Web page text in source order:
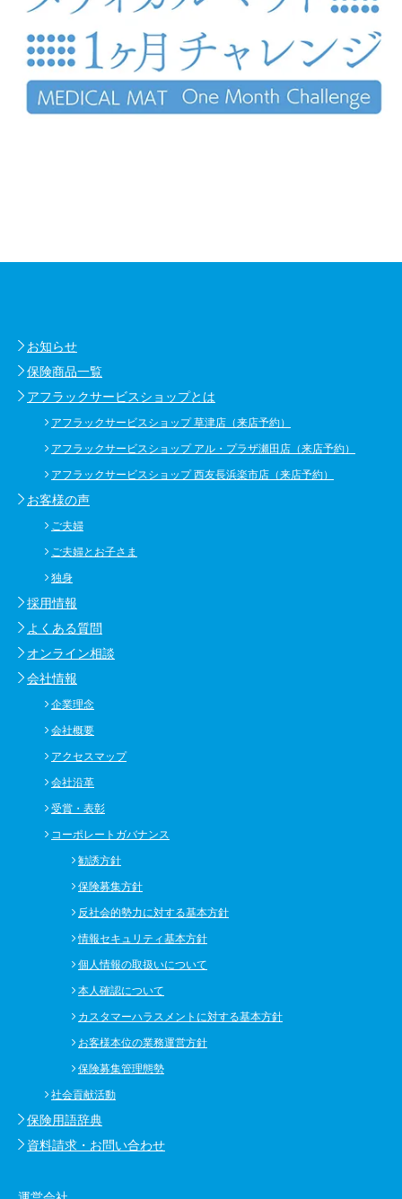
お知らせ
保険商品一覧
アフラックサービスショップとは
アフラックサービスショップ 草津店（来店予約）
アフラックサービスショップ アル・プラザ瀬田店（来店予約）
アフラックサービスショップ 西友長浜楽市店（来店予約）
お客様の声
ご夫婦
ご夫婦とお子さま
独身
採用情報
よくある質問
オンライン相談
会社情報
企業理念
会社概要
アクセスマップ
会社沿革
受賞・表彰
コーポレートガバナンス
勧誘方針
保険募集方針
反社会的勢力に対する基本方針
情報セキュリティ基本方針
個人情報の取扱いについて
本人確認について
カスタマーハラスメントに対する基本方針
お客様本位の業務運営方針
保険募集管理態勢
社会貢献活動
保険用語辞典
資料請求・お問い合わせ